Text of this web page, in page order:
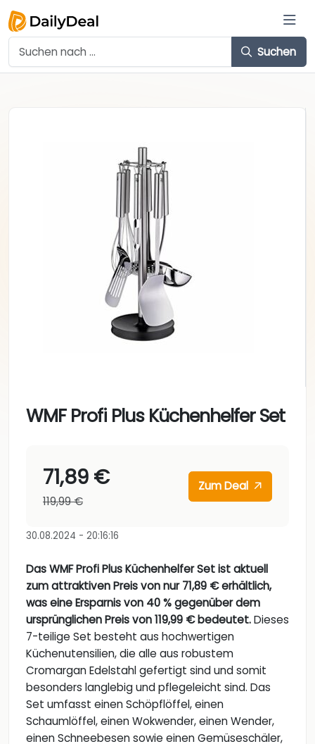
Suchen
WMF Profi Plus Küchenhelfer Set
71,89 €
119,99 €
Zum Deal
30.08.2024 - 20:16:16
Das WMF Profi Plus Küchenhelfer Set ist aktuell
zum attraktiven Preis von nur 71,89 € erhältlich,
was eine Ersparnis von 40 % gegenüber dem
ursprünglichen Preis von 119,99 € bedeutet.Dieses
7-teilige Set besteht aus hochwertigen
Küchenutensilien, die alle aus robustem
Cromargan Edelstahl gefertigt sind und somit
besonders langlebig und pflegeleicht sind. Das
Set umfasst einen Schöpflöffel, einen
Schaumlöffel, einen Wokwender, einen Wender,
einen Schneebesen sowie einen Gemüseschäler,